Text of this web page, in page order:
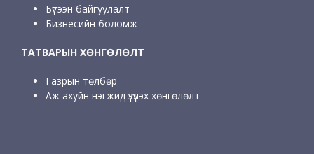
Бүтээн байгуулалт
Бизнесийн боломж
ТАТВАРЫН ХӨНГӨЛӨЛТ
Газрын төлбөр
Аж ахуйн нэгжид үзүүлэх хөнгөлөлт